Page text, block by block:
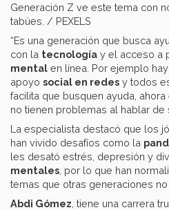
Generación Z ve este tema con
tabúes. / PEXELS
“Es una generación que busca
con la tecnología y el acceso a
mental en línea. Por ejemplo hay
apoyo social en redes y todos
facilita que busquen ayuda,
no tienen problemas al hablar de
La especialista destacó que los
han vivido desafíos como la
les desató estrés, depresión y
mentales , por lo que han
temas que otras generaciones no
Abdi Gómez , tiene una carrera